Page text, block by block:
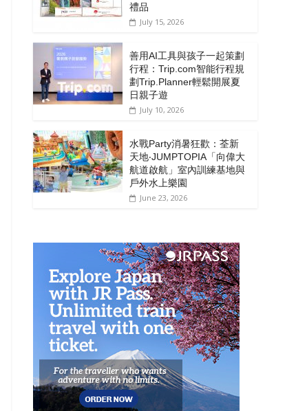
禮品
July 15, 2026
善用AI工具與孩子一起策劃
行程：Trip.com智能行程規
劃Trip.Planner輕鬆開展夏
日親子遊
July 10, 2026
水戰Party消暑狂歡：荃新
天地‧JUMPTOPIA「向偉大
航道啟航」室內訓練基地與
戶外水上樂園
June 23, 2026